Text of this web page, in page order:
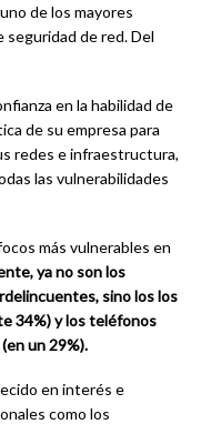
de los mayores
seguridad de red. Del
en la habilidad de
de su empresa para
redes e infraestructura,
las vulnerabilidades
más vulnerables en
ya no son los
sino los los
34%) y los teléfonos
un 29%).
en interés e
como los